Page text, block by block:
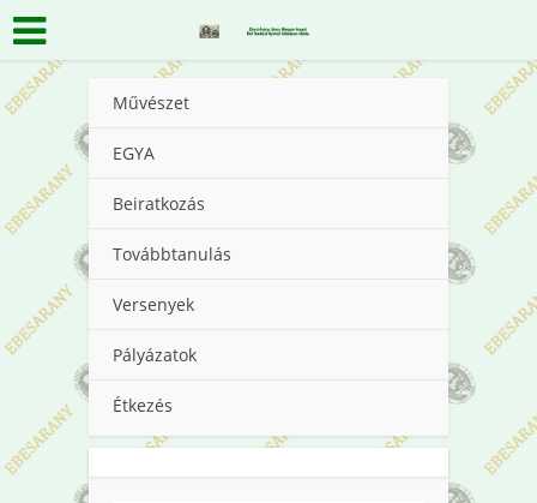
Művészet
EGYA
Beiratkozás
Továbbtanulás
Versenyek
Pályázatok
Étkezés